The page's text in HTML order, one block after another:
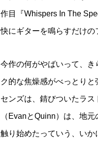
作目『Whispers In The
快にギターを鳴らすだけの
今作の何がやばいって、
ク的な焦燥感がべっとり
センズは、錆びついたラ
（EvanとQuinn）は、地
触り始めたっていう、い